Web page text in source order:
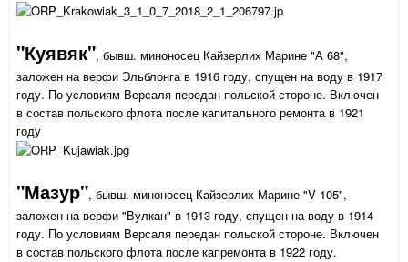
"Куявяк", бывш. миноносец Кайзерлих Марине "А 68",
заложен на верфи Эльблонга в 1916 году, спущен на воду в 1917
году. По условиям Версаля передан польской стороне. Включен
в состав польского флота после капитального ремонта в 1921
году
"Мазур", бывш. миноносец Кайзерлих Марине "V 105",
заложен на верфи "Вулкан" в 1913 году, спущен на воду в 1914
году. По условиям Версаля передан польской стороне. Включен
в состав польского флота после капремонта в 1922 году.